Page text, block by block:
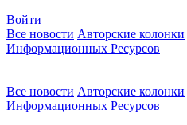
Войти
Все новости Авторские колонки
Информационных Ресурсов
Все новости Авторские колонки
Информационных Ресурсов